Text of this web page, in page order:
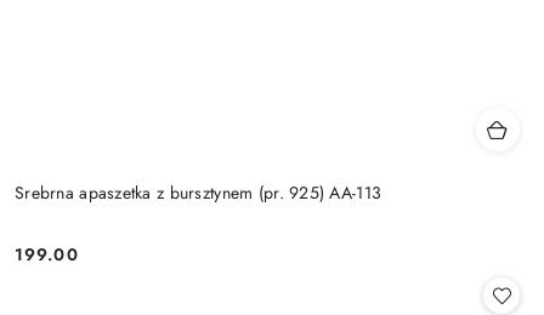
Srebrna apaszetka z bursztynem (pr. 925) AA-113
Cena:
199.00